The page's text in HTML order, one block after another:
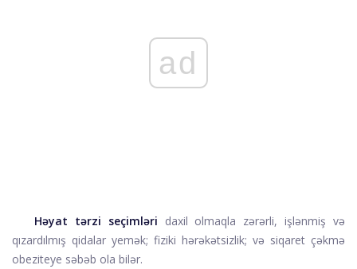
ad
Həyat tərzi seçimləri daxil olmaqla zərərli, işlənmiş və
qızardılmış qidalar yemək; fiziki hərəkətsizlik; və siqaret çəkmə
obeziteye səbəb ola bilər.